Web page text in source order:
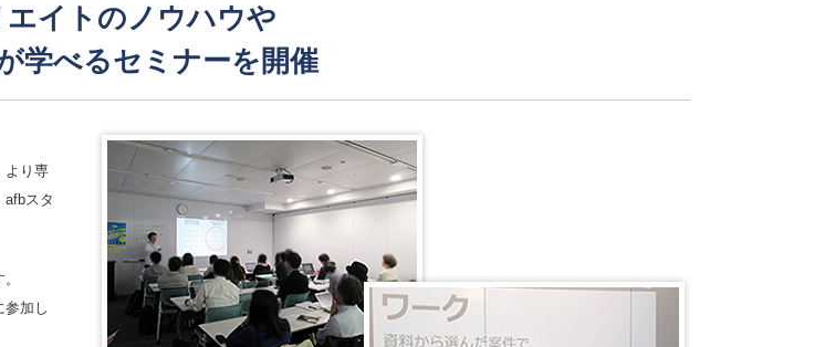
エイトのノウハウや
学べるセミナーを開催
より専
afbスタ
参加し